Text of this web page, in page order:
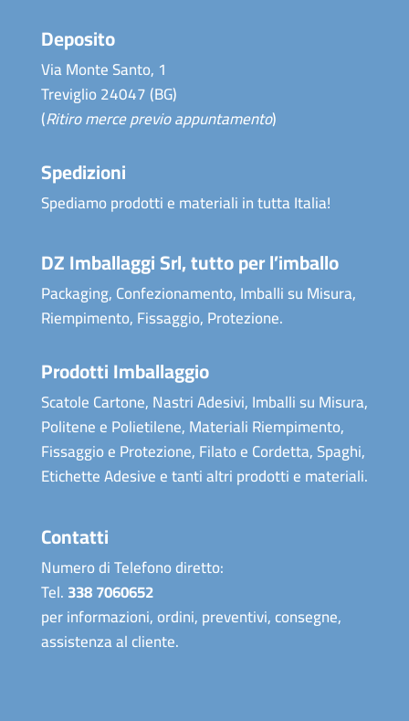
Deposito
Via Monte Santo, 1
Treviglio 24047 (BG)
(Ritiro merce previo appuntamento)
Spedizioni
Spediamo prodotti e materiali in tutta Italia!
DZ Imballaggi Srl, tutto per l’imballo
Packaging, Confezionamento, Imballi su Misura,
Riempimento, Fissaggio, Protezione.
Prodotti Imballaggio
Scatole Cartone, Nastri Adesivi, Imballi su Misura,
Politene e Polietilene, Materiali Riempimento,
Fissaggio e Protezione, Filato e Cordetta, Spaghi,
Etichette Adesive e tanti altri prodotti e materiali.
Contatti
Numero di Telefono diretto:
Tel.338 7060652
per informazioni, ordini, preventivi, consegne,
assistenza al cliente.